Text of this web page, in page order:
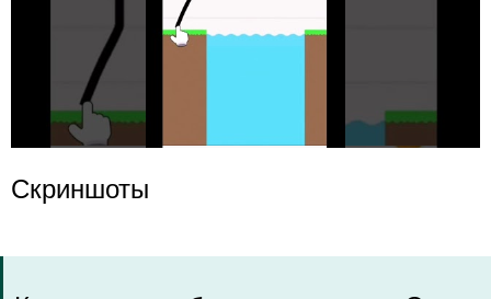
Скриншоты